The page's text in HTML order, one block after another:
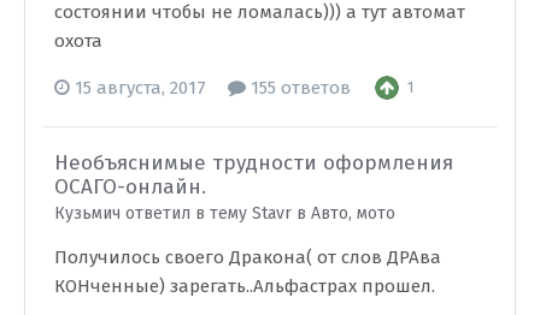
состоянии чтобы не ломалась))) а тут автомат
охота
15 августа, 2017 155 ответов 1
Необъяснимые трудности оформления
ОСАГО-онлайн.
Кузьмич ответил в тему Stavr в Авто, мото
Получилось своего Дракона( от слов ДРАва
КОНченные) зарегать..Альфастрах прошел.